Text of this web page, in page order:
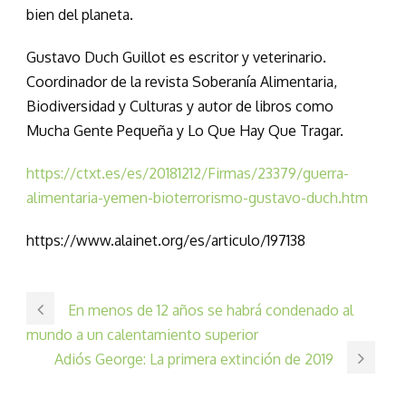
bien del planeta.
Gustavo Duch Guillot es escritor y veterinario.
Coordinador de la revista Soberanía Alimentaria,
Biodiversidad y Culturas y autor de libros como
Mucha Gente Pequeña y Lo Que Hay Que Tragar.
https://ctxt.es/es/20181212/Firmas/23379/guerra-
alimentaria-yemen-bioterrorismo-gustavo-duch.htm
https://www.alainet.org/es/articulo/197138
En menos de 12 años se habrá condenado al
mundo a un calentamiento superior
Adiós George: La primera extinción de 2019